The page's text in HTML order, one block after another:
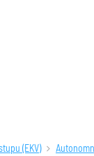
(EKV)